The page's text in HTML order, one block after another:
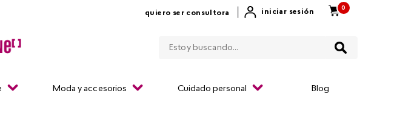
quiero ser consultora iniciar sesión
0
Moda y accesorios Cuidado personal Blog